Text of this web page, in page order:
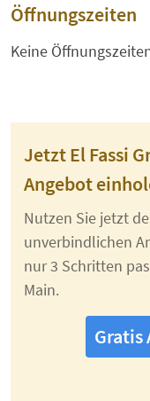
Öffnungszeiten
Keine
Jetzt El Fassi
Angebot
Nutzen Sie jetzt
unverbindlichen
nur 3 Schritten
Main.
Gratis